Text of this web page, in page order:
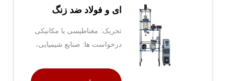
ای و فولاد ضد زنگ
تحریک: مغناطیسی یا مکانیکی
درخواست ها: صنایع شیمیایی،